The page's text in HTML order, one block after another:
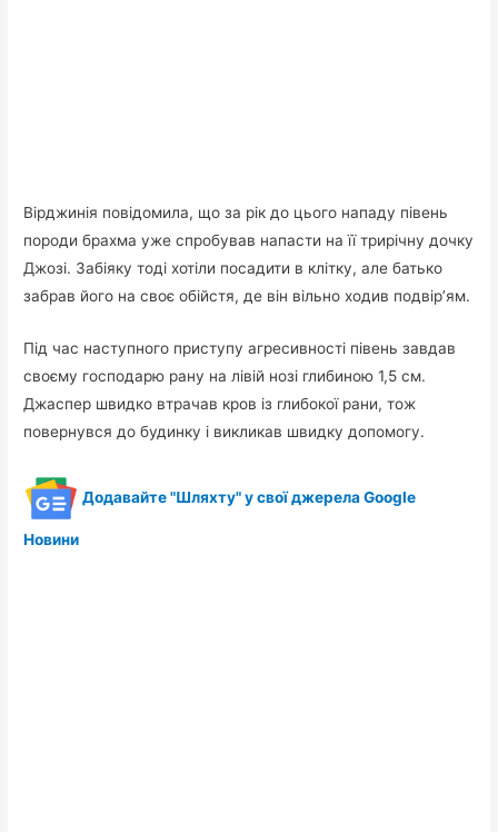
Вірджинія повідомила, що за рік до цього нападу півень
породи брахма уже спробував напасти на її трирічну дочку
Джозі. Забіяку тоді хотіли посадити в клітку, але батько
забрав його на своє обійстя, де він вільно ходив подвір’ям.
Під час наступного приступу агресивності півень завдав
своєму господарю рану на лівій нозі глибиною 1,5 см.
Джаспер швидко втрачав кров із глибокої рани, тож
повернувся до будинку і викликав швидку допомогу.
Додавайте "Шляхту" у свої джерела Google
Новини